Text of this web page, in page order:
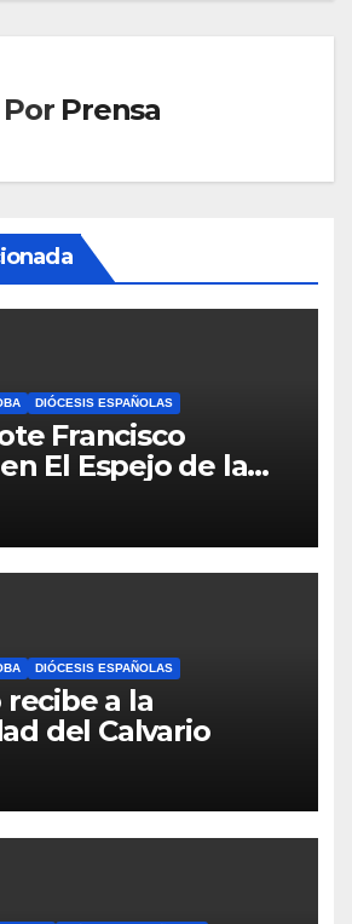
Por Prensa
DIÓCESIS ESPAÑOLAS
Francisco
El Espejo de la
DIÓCESIS ESPAÑOLAS
recibe a la
del Calvario